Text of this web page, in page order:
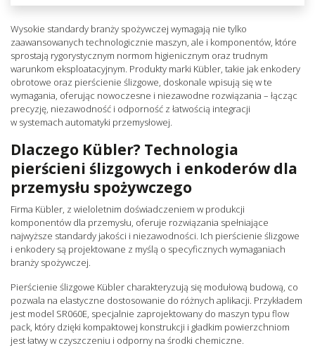
Wysokie standardy branży spożywczej wymagają nie tylko
zaawansowanych technologicznie maszyn, ale i komponentów, które
sprostają rygorystycznym normom higienicznym oraz trudnym
warunkom eksploatacyjnym. Produkty marki Kübler, takie jak enkodery
obrotowe oraz pierścienie ślizgowe, doskonale wpisują się w te
wymagania, oferując nowoczesne i niezawodne rozwiązania – łącząc
precyzję, niezawodność i odporność z łatwością integracji
w systemach automatyki przemysłowej.
Dlaczego Kübler? Technologia
pierścieni ślizgowych i enkoderów dla
przemysłu spożywczego
Firma Kübler, z wieloletnim doświadczeniem w produkcji
komponentów dla przemysłu, oferuje rozwiązania spełniające
najwyższe standardy jakości i niezawodności. Ich pierścienie ślizgowe
i enkodery są projektowane z myślą o specyficznych wymaganiach
branży spożywczej.
Pierścienie ślizgowe Kübler charakteryzują się modułową budową, co
pozwala na elastyczne dostosowanie do różnych aplikacji. Przykładem
jest model SR060E, specjalnie zaprojektowany do maszyn typu flow
pack, który dzięki kompaktowej konstrukcji i gładkim powierzchniom
jest łatwy w czyszczeniu i odporny na środki chemiczne.